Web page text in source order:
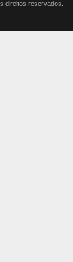
direitos reservados.